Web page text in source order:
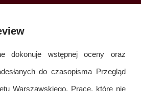
dokonuje wstępnej oceny oraz
do czasopisma Przegląd
Warszawskiego. Prace, które nie